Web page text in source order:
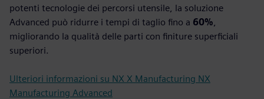
potenti tecnologie dei percorsi utensile, la soluzione
Advanced può ridurre i tempi di taglio fino a 60%
migliorando la qualità delle parti con finiture superficiali
superiori.
Ulteriori informazioni su NX X Manufacturing NX
Manufacturing Advanced